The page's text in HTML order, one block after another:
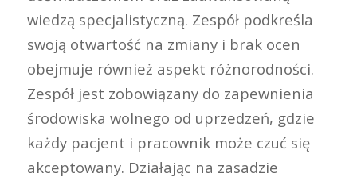
wiedzą specjalistyczną. Zespół podkreśla
swoją otwartość na zmiany i brak ocen
obejmuje również aspekt różnorodności.
Zespół jest zobowiązany do zapewnienia
środowiska wolnego od uprzedzeń, gdzie
każdy pacjent i pracownik może czuć się
akceptowany. Działając na zasadzie